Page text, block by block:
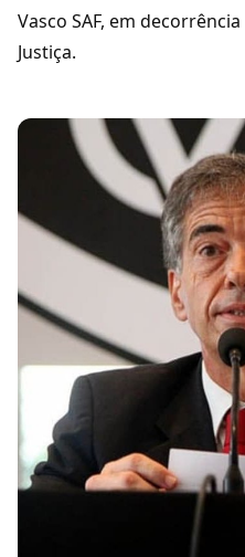
Vasco SAF, em
Justiça.